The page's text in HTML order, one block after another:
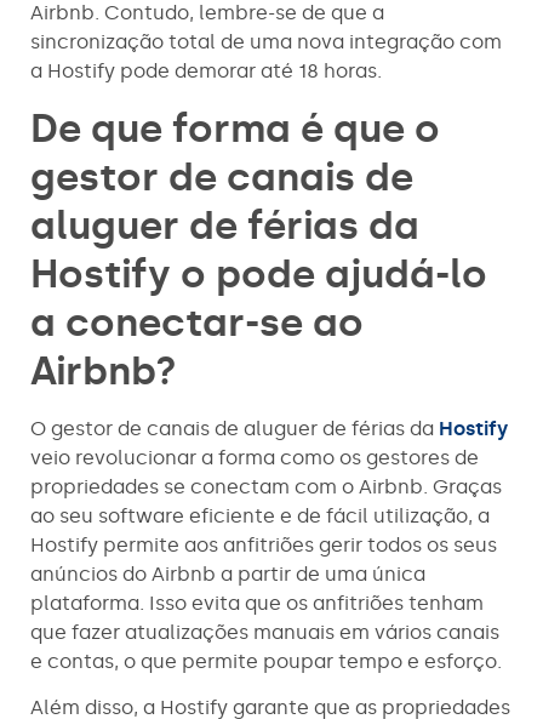
Airbnb. Contudo, lembre-se de que a
sincronização total de uma nova integração com
a Hostify pode demorar até 18 horas.
De que forma é que o
gestor de canais de
aluguer de férias da
Hostify o pode ajudá-lo
a conectar-se ao
Airbnb?
O gestor de canais de aluguer de férias da Hostify
veio revolucionar a forma como os gestores de
propriedades se conectam com o Airbnb. Graças
ao seu software eficiente e de fácil utilização, a
Hostify permite aos anfitriões gerir todos os seus
anúncios do Airbnb a partir de uma única
plataforma. Isso evita que os anfitriões tenham
que fazer atualizações manuais em vários canais
e contas, o que permite poupar tempo e esforço.
Além disso, a Hostify garante que as propriedades